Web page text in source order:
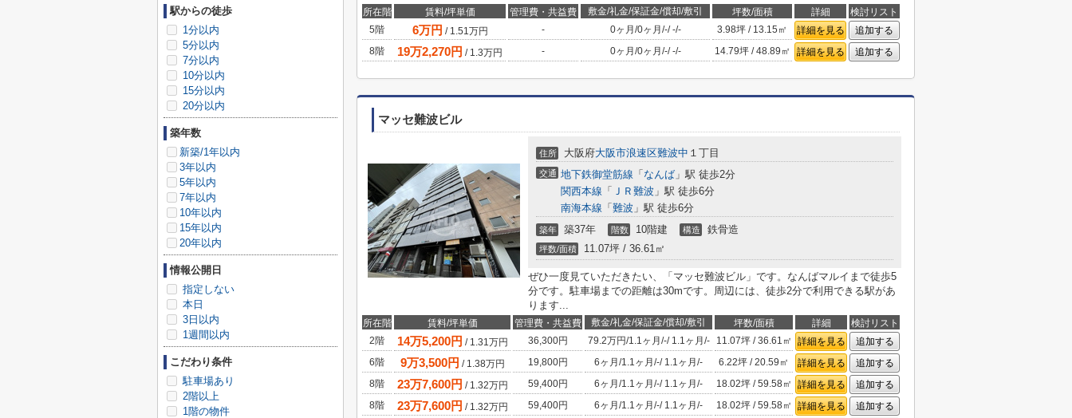
所在階 賃料/坪単価 管理費・共益費 敷金/礼金/保証金/償却/敷引 坪数/面積 詳細
検討リスト
5階
6万円 / 1.51万円 - 0ヶ月 /0ヶ月 /-/-/- 3.98坪 / 13.15㎡ 詳細を見る
追加する
8階
19万2,270円 / 1.3万円 - 0ヶ月 /0ヶ月 /-/-/- 14.79坪 / 48.89㎡ 詳細を見る 追加する
マッセ難波ビル
住所 大阪府大阪市浪速区難波中 １丁目
交通 地下鉄御堂筋線 「 なんば 」駅 徒歩2分
関西本線 「 ＪＲ難波 」駅 徒歩6分
南海本線 「 難波 」駅 徒歩6分
築年 築37年 階数 10階建 構造 鉄骨造
坪数/面積 11.07坪 / 36.61㎡
ぜひ一度見ていただきたい、「マッセ難波ビル」です。なんばマルイまで徒歩5
分です。駐車場までの距離は30mです。周辺には、徒歩2分で利用できる駅があ
ります...
所在階 賃料/坪単価 管理費・共益費 敷金/礼金/保証金/償却/敷引 坪数/面積 詳細
検討リスト
2階
14万5,200円 / 1.31万円 36,300円 79.2万円/1.1ヶ月 /-/ 1.1ヶ月 /- 11.07坪 / 36.61㎡ 詳細を見る
追加する
6階
9万3,500円 / 1.38万円 19,800円 6ヶ月 /1.1ヶ月 /-/ 1.1ヶ月 /- 6.22坪 / 20.59㎡ 詳細を見る
追加する
8階
23万7,600円 / 1.32万円 59,400円 6ヶ月 /1.1ヶ月 /-/ 1.1ヶ月 /- 18.02坪 / 59.58㎡ 詳細を見る
追加する
8階
23万7,600円 / 1.32万円 59,400円 6ヶ月 /1.1ヶ月 /-/ 1.1ヶ月 /- 18.02坪 / 59.58㎡ 詳細を見る
追加する
駅からの徒歩
1分以内
5分以内
7分以内
10分以内
15分以内
20分以内
築年数
新築/1年以内
3年以内
5年以内
7年以内
10年以内
15年以内
20年以内
情報公開日
指定しない
本日
3日以内
1週間以内
こだわり条件
駐車場あり
2階以上
1階の物件